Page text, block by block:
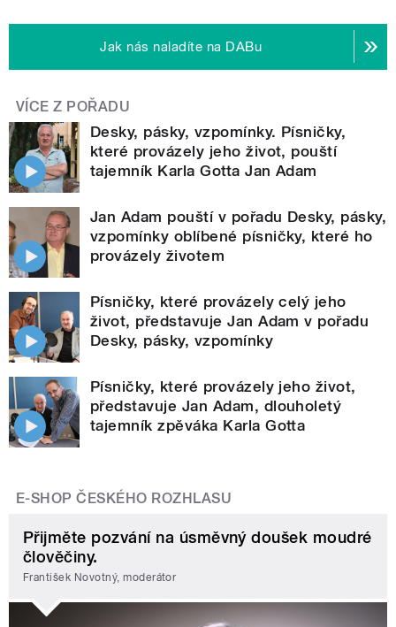
Jak nás naladíte na DABu
VÍCE Z POŘADU
Desky, pásky, vzpomínky. Písničky,
které provázely jeho život, pouští
tajemník Karla Gotta Jan Adam
Jan Adam pouští v pořadu Desky, pásky,
vzpomínky oblíbené písničky, které ho
provázely životem
Písničky, které provázely celý jeho
život, představuje Jan Adam v pořadu
Desky, pásky, vzpomínky
Písničky, které provázely jeho život,
představuje Jan Adam, dlouholetý
tajemník zpěváka Karla Gotta
E-SHOP ČESKÉHO ROZHLASU
Přijměte pozvání na úsměvný doušek moudré
člověčiny.
František Novotný, moderátor